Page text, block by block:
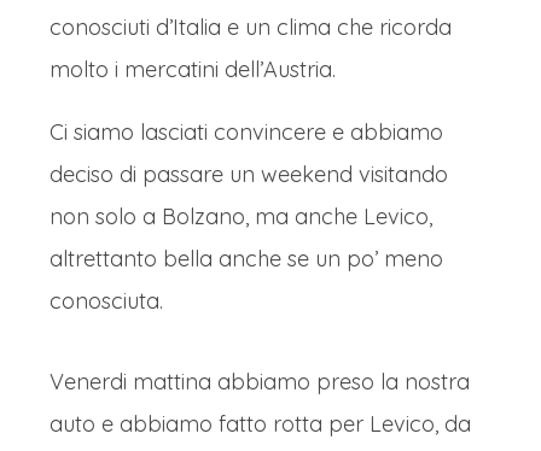
conosciuti d’Italia e un clima che ricorda
molto i mercatini dell’Austria.
Ci siamo lasciati convincere e abbiamo
deciso di passare un weekend visitando
non solo a Bolzano, ma anche Levico,
altrettanto bella anche se un po’ meno
conosciuta.
Venerdi mattina abbiamo preso la nostra
auto e abbiamo fatto rotta per Levico, da